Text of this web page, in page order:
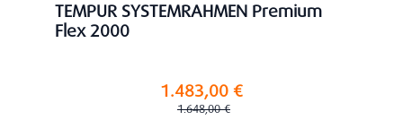
TEMPUR SYSTEMRAHMEN Premium
Flex 2000
Verkaufspreis:1.483,00 €
Regulärer Preis:
1.648,00 €